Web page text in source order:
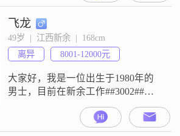
##3002##我性格随和，容易相处，
真诚可靠，责任感强##3002##在生
活中，我注重家庭和朋友的关系，
愿意花时间和精力去维护这些关系
##3002##我认为，家庭是生活中最
重要的
飞龙
49岁  |  江西新余  |  168cm
离异
8001-12000元
大家好，我是一位出生于1980年的
男士，目前在新余工作##3002##我
的身高是168厘米，虽然不算特别
高，但我相信身高并不是最重要
的，人品和能力才是关键##3002##